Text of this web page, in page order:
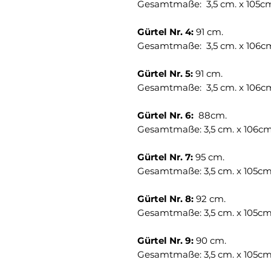
Gesamtmaße: 3,5 cm. x
Gürtel Nr. 4: 91 cm.
Gesamtmaße: 3,5 cm. x
Gürtel Nr. 5: 91 cm.
Gesamtmaße: 3,5 cm. x
Gürtel Nr. 6: 88cm.
Gesamtmaße: 3,5 cm. x
Gürtel Nr. 7: 95 cm.
Gesamtmaße: 3,5 cm. x
Gürtel Nr. 8: 92 cm.
Gesamtmaße: 3,5 cm. x
Gürtel Nr. 9: 90 cm.
Gesamtmaße: 3,5 cm. x